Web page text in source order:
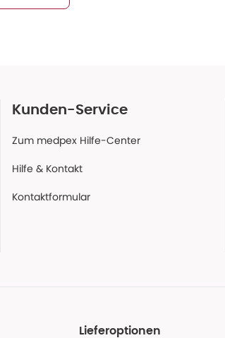
Kunden-Service
Zum medpex Hilfe-Center
Hilfe & Kontakt
Kontaktformular
Lieferoptionen